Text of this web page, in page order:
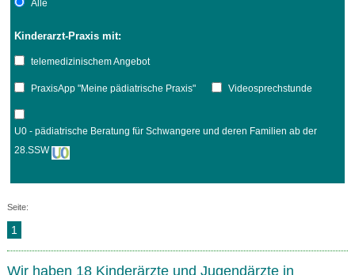
Alle
Kinderarzt-Praxis mit:
telemedizinischem Angebot
PraxisApp "Meine pädiatrische Praxis" Videosprechstunde
U0 - pädiatrische Beratung für Schwangere und deren Familien ab der
28.SSW
Seite:
1
Wir haben 18 Kinderärzte und Jugendärzte in